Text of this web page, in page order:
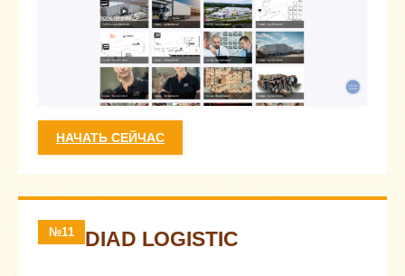
НАЧАТЬ СЕЙЧАС
№11 DIAD LOGISTIC